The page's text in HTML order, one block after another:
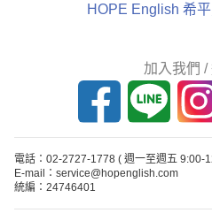
HOPE English 希
加入我們 /
電話：02-2727-1778 ( 週一至週五 9:00-
E-mail：service@hopenglish.com
統編：24746401